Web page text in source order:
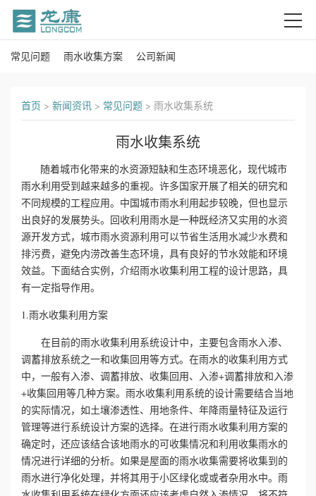
首
关
我
产
品
案
例
常见问题 雨水收集方案 公司新闻
首页 > 新闻资讯 > 常见问题 > 雨水收集系统
雨水收集系统
随着城市化带来的水资源短缺和生态环境恶化，现代城市
雨水利用受到越来越多的重视。许多国家开展了相关的研究和
不同规模的工程应用。中国城市雨水利用起步较晚，但也显示
出良好的发展势头。回收利用雨水是一种既经济又实用的水资
源开发方式，城市雨水资源利用可以节省生活用水减少水费和
排污费，避免内涝改善生态环境，具有良好的节水效能和环境
效益。下面结合实例，介绍雨水收集利用工程的设计思路，具
有一定指导作用。
1.雨水收集利用方案
在目前的雨水收集利用系统设计中，主要包含雨水入渗、
调蓄排放系统之一和收集回用等方式。在雨水的收集利用方式
中，一般有入渗、调蓄排放、收集回用、入渗+调蓄排放和入渗
+收集回用等几种方案。雨水收集利用系统的设计需要结合当地
的实际情况，如土壤渗透性、用地条件、年降雨量特征及运行
管理等进行系统设计方案的选择。在进行雨水收集利用方案的
确定时，还应该结合该地雨水的可收集情况和利用收集雨水的
情况进行详细的分析。如果是屋面的雨水收集需要将收集到的
雨水进行净化处理，并将其用于小区绿化或或者杂用水中。雨